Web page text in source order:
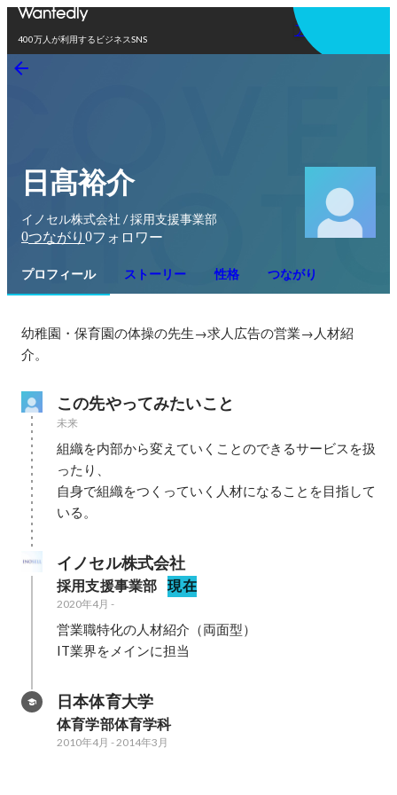
400万人が利用するビジネスSNS
アプリを使う
日髙裕介
イノセル株式会社 / 採用支援事業部
0つながり 0フォロワー
プロフィール ストーリー 性格 つながり
幼稚園・保育園の体操の先生→求人広告の営業→人材紹
この先やってみたいこと
未来
組織を内部から変えていくことのできるサービスを扱
ったり、
自身で組織をつくっていく人材になることを目指して
いる。
イノセル株式会社
採用支援事業部 現在
2020年4月 -
営業職特化の人材紹介（両面型）
IT業界をメインに担当
日本体育大学
体育学部体育学科
2010年4月 -2014年3月